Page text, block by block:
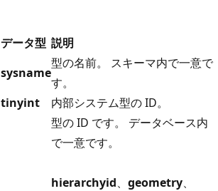
データ型 説明
sysname
型の名前。 スキーマ内で一意で
す。
tinyint 内部システム型の ID。
型の ID です。 データベース内
で一意です。
hierarchyid、 geometry、